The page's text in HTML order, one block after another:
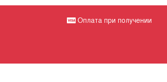
Оплата при получении